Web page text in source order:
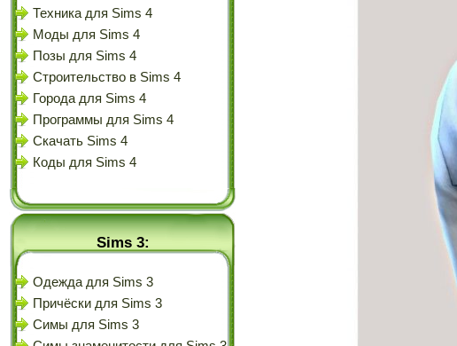
Техника для Sims 4
Моды для Sims 4
Позы для Sims 4
Строительство в Sims 4
Города для Sims 4
Программы для Sims 4
Скачать Sims 4
Коды для Sims 4
Sims 3:
Одежда для Sims 3
Причёски для Sims 3
Симы для Sims 3